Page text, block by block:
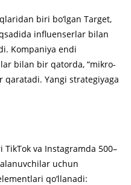
biri bo‘lgan Target,
influenserlar bilan
Kompaniya endi
bilan bir qatorda, “mikro-
qaratadi. Yangi strategiyaga
TikTok va Instagramda 500–
uchun
qo‘llanadi: